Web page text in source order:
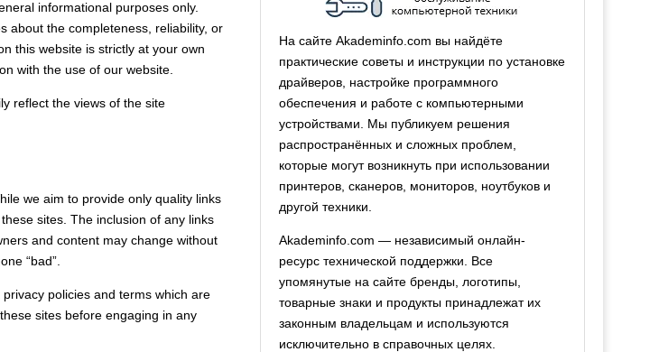
informational purposes only.
about the completeness, reliability, or
this website is strictly at your own
with the use of our website.
reflect the views of the site
we aim to provide only quality links
sites. The inclusion of any links
and content may change without
“bad”.
policies and terms which are
sites before engaging in any
На сайте Akademinfo.com вы найдёте
практические советы и инструкции по установке
драйверов, настройке программного
обеспечения и работе с компьютерными
устройствами. Мы публикуем решения
распространённых и сложных проблем,
которые могут возникнуть при использовании
принтеров, сканеров, мониторов, ноутбуков и
другой техники.
Akademinfo.com — независимый онлайн-
ресурс технической поддержки. Все
упомянутые на сайте бренды, логотипы,
товарные знаки и продукты принадлежат их
законным владельцам и используются
исключительно в справочных целях.